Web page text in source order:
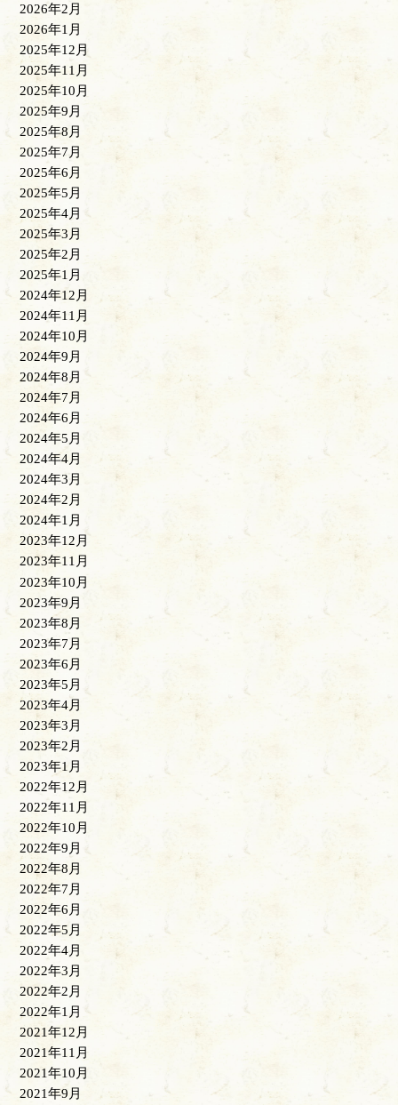
2026年2月
2026年1月
2025年12月
2025年11月
2025年10月
2025年9月
2025年8月
2025年7月
2025年6月
2025年5月
2025年4月
2025年3月
2025年2月
2025年1月
2024年12月
2024年11月
2024年10月
2024年9月
2024年8月
2024年7月
2024年6月
2024年5月
2024年4月
2024年3月
2024年2月
2024年1月
2023年12月
2023年11月
2023年10月
2023年9月
2023年8月
2023年7月
2023年6月
2023年5月
2023年4月
2023年3月
2023年2月
2023年1月
2022年12月
2022年11月
2022年10月
2022年9月
2022年8月
2022年7月
2022年6月
2022年5月
2022年4月
2022年3月
2022年2月
2022年1月
2021年12月
2021年11月
2021年10月
2021年9月